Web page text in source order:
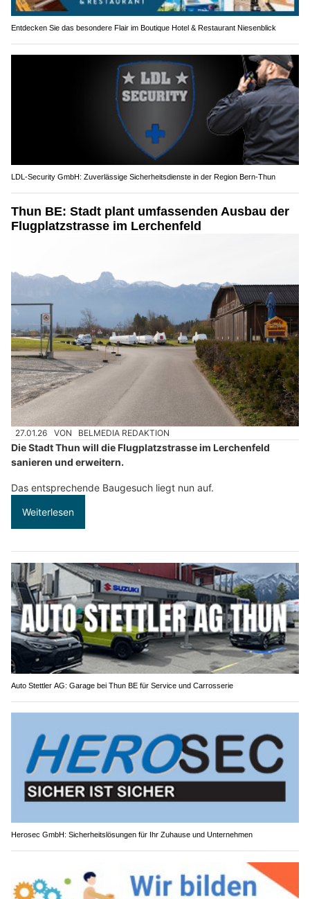
Entdecken Sie das besondere Flair im Boutique Hotel & Restaurant Niesenblick
LDL-Security GmbH: Zuverlässige Sicherheitsdienste in der Region Bern-Thun
Thun BE: Stadt plant umfassenden Ausbau der
Flugplatzstrasse im Lerchenfeld
27.01.26 VON BELMEDIA REDAKTION
Die Stadt Thun will die Flugplatzstrasse im Lerchenfeld
sanieren und erweitern.
Das entsprechende Baugesuch liegt nun auf.
Weiterlesen
Auto Stettler AG: Garage bei Thun BE für Service und Carrosserie
Herosec GmbH: Sicherheitslösungen für Ihr Zuhause und Unternehmen